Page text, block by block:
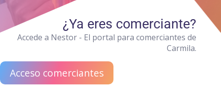
¿Ya eres comerciante?
Accede a Nestor - El portal para comerciantes de
Carmila.
Acceso comerciantes